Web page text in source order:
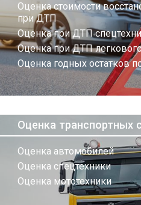
Оценка стоимости
при ДТП
Оценка при ДТП
Оценка при ДТП
Оценка годных остатков
Оценка транспортных
Оценка автомобилей
Оценка спецтехники
Оценка мототехники